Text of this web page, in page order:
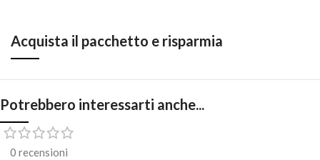
Acquista il pacchetto e risparmia
Potrebbero interessarti anche...
0 recensioni